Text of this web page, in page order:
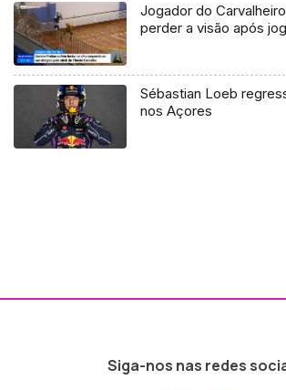
Jogador do
perder a visão após
Sébastian Loeb
nos Açores
Siga-nos nas redes